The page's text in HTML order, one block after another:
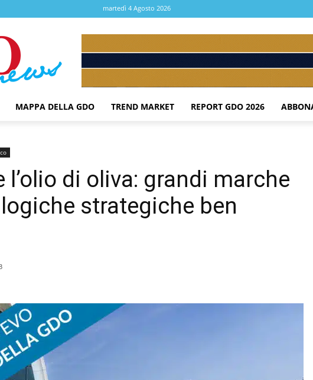
martedì 4 Agosto 2026
MAPPA DELLA GDO TREND MARKET REPORT GDO 2026
l’olio di oliva: grandi marche
strategiche ben